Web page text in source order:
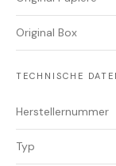
Original Box
TECHNISCHE
Herstellernummer
Typ